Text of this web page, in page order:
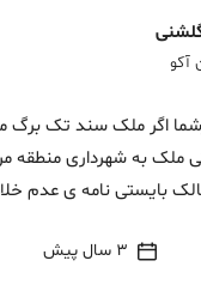
آکو
اگر ملک سند تک برگ
ملک به شهرداری منطقه
بایستی نامه ی عدم
3 سال پیش